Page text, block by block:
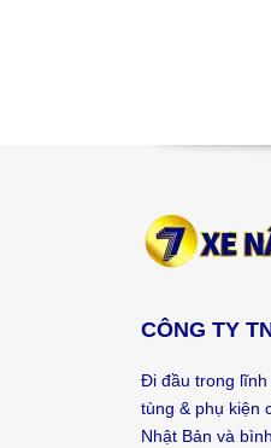
CÔNG TY
Đi đầu trong lĩnh
tùng & phụ kiện
Nhật Bản và